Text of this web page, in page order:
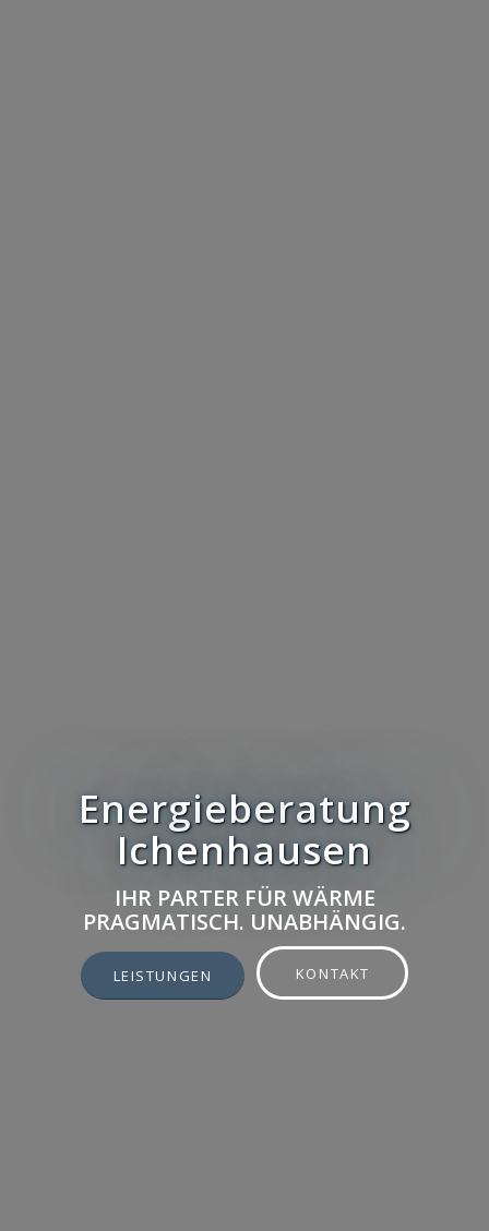
Energieberatung
Ichenhausen
IHR PARTER FÜR WÄRME
PRAGMATISCH. UNABHÄNGIG.
LEISTUNGEN KONTAKT